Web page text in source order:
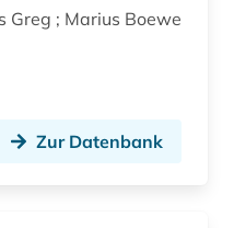
Greg ; Marius Boewe
Zur Datenbank